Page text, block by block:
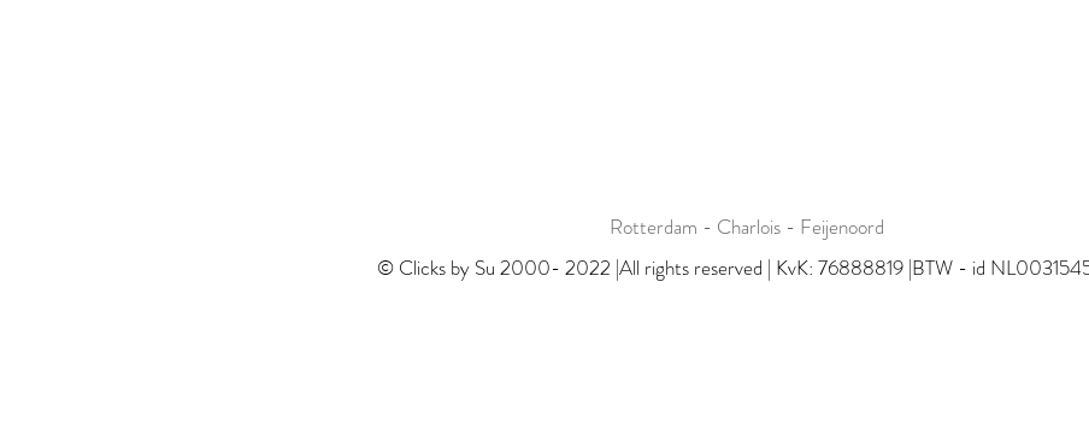
Rotterdam - Charlois - Feijenoord
© Clicks by Su 2000- 2022 |All rights reserved | KvK: 76888819 |BTW - id